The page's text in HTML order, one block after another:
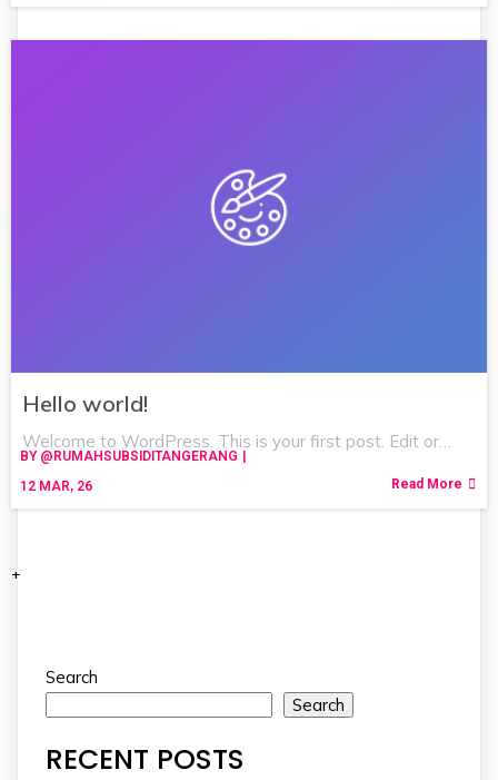
Hello world!
BY @RUMAHSUBSIDITANGERANG
12 MAR, 26
Welcome to WordPress. This is your first post. Edit or…
Read More
+
Search
Search
RECENT POSTS